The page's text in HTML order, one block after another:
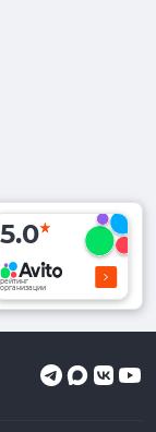
5.0
рейтинг
организации